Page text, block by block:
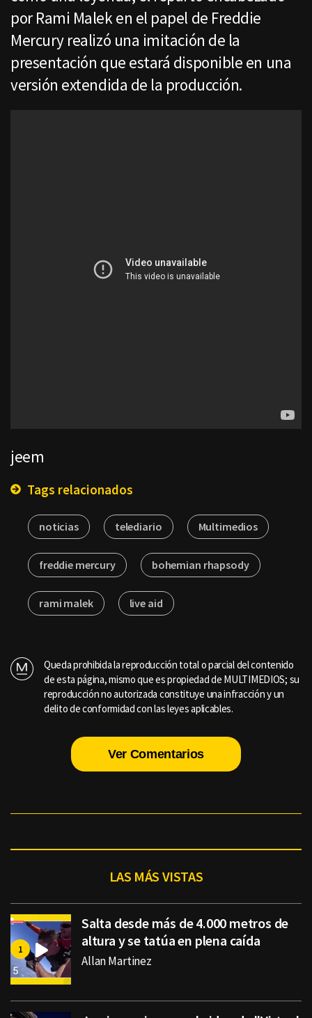
por Rami Malek en el papel de Freddie
Mercury realizó una imitación de la
presentación que estará disponible en una
versión extendida de la producción.
jeem
Tags relacionados
noticias telediario Multimedios
freddie mercury bohemian rhapsody
rami malek live aid
Queda prohibida la reproducción total o parcial del contenido
de esta página, mismo que es propiedad de MULTIMEDIOS; su
reproducción no autorizada constituye una infracción y un
delito de conformidad con las leyes aplicables.
Ver Comentarios
LAS MÁS VISTAS
Salta desde más de 4.000 metros de
altura y se tatúa en plena caída
Allan Martinez